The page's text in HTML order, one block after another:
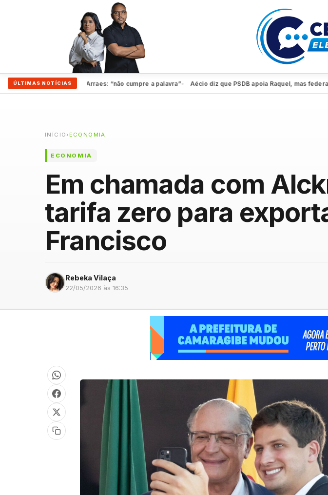
ÚLTIMAS NOTÍCIAS
com Marília Arraes: “não cumpre a palavra”● Aécio diz que PSDB apoia Raquel, mas federação
INÍCIO ›ECONOMIA
ECONOMIA
Em chamada com
tarifa zero para
Francisco
Rebeka Vilaça
22/05/2026 às 16:35